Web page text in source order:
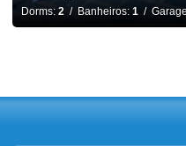
Dorms: 2/ Banheiros: 1/